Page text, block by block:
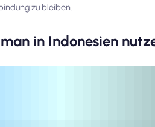
zu bleiben.
in Indonesien